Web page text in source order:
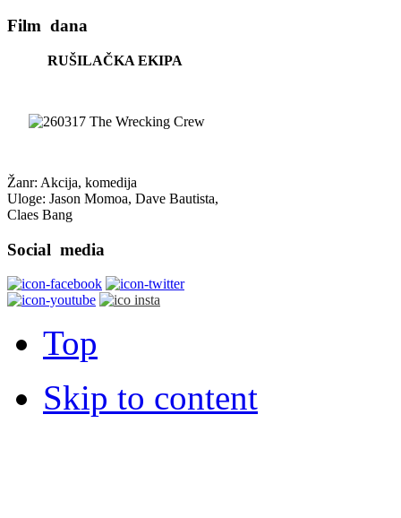
Film dana
RUŠILAČKA EKIPA
Žanr: Akcija, komedija
Uloge: Jason Momoa, Dave Bautista,
Claes Bang
Social media
Top
Skip to content